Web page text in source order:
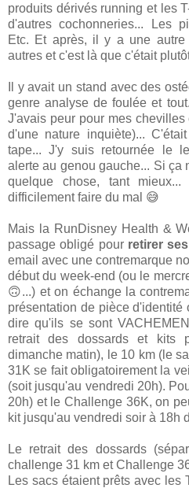
produits dérivés running et les
d'autres cochonneries... Les
Etc. Et après, il y a une autre
autres et c'est là que c'était
Il y avait un stand avec des
genre analyse de foulée et
J'avais peur pour mes
d'une nature inquiète)...
tape... J'y suis retournée le
alerte au genou gauche... Si ça
quelque chose, tant
difficilement faire du mal 😅
Mais la RunDisney Health &
passage obligé pour retirer
email avec une contremarque
début du week-end (ou le
🙃...) et on échange la
présentation de pièce
dire qu'ils se sont
retrait des dossards et kits
dimanche matin), le 10 km (le
31K se fait obligatoirement la
(soit jusqu'au vendredi 20h).
20h) et le Challenge 36K, on
kit jusqu'au vendredi soir à 18h
Le retrait des dossards
challenge 31 km et Challenge
Les sacs étaient prêts avec les